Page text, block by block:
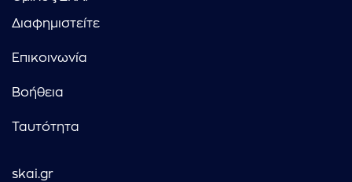
Διαφημιστείτε
Επικοινωνία
Βοήθεια
Ταυτότητα
skai.gr